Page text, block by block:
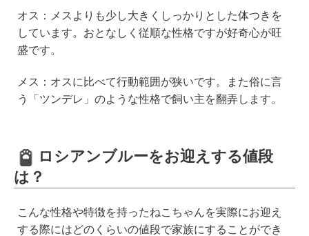
オス：メスよりも少し大きくしっかりとした体つきを
しています。おとなしく従順な性格ですが好奇心が旺
盛です。
メス：オスに比べて行動範囲が狭いです。また俗に言
う「ツンデレ」のような性格で飼い主を翻弄します。
ロシアンブルーをお迎えする値段
は？
こんな性格や特徴を持ったねこちゃんを実際にお迎え
する際にはどのくらいの値段で家族にすることができ